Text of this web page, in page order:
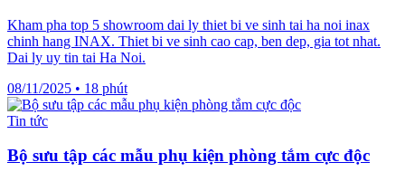
Kham pha top 5 showroom dai ly thiet bi ve sinh tai ha noi inax
chinh hang INAX. Thiet bi ve sinh cao cap, ben dep, gia tot nhat.
Dai ly uy tin tai Ha Noi.
08/11/2025 • 18 phút
Tin tức
Bộ sưu tập các mẫu phụ kiện phòng tắm cực độc